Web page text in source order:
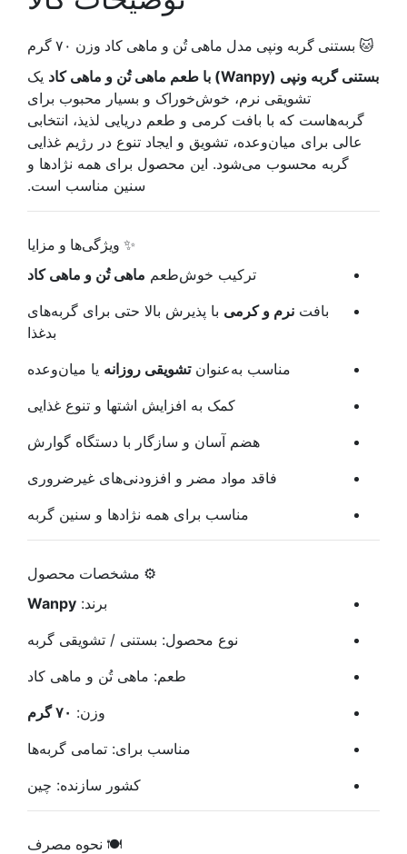
🐱 بستنی گربه ونپی مدل ماهی تُن و ماهی کاد وزن ۷۰ گرم
بستنی گربه ونپی (Wanpy) با طعم ماهی تُن و ماهی کاد
یک
تشویقی نرم، خوش‌خوراک و بسیار محبوب برای
گربه‌هاست که با بافت کرمی و طعم دریایی لذیذ، انتخابی
عالی برای میان‌وعده، تشویق و ایجاد تنوع در رژیم غذایی
گربه محسوب می‌شود. این محصول برای همه نژادها و
سنین مناسب است.
✨ ویژگی‌ها و مزایا
ترکیب خوش‌طعم ماهی تُن و ماهی کاد
بافت نرم و کرمی با پذیرش بالا حتی برای گربه‌های
بدغذا
مناسب به‌عنوانتشویقی روزانه یا میان‌وعده
کمک به افزایش اشتها و تنوع غذایی
هضم آسان و سازگار با دستگاه گوارش
فاقد مواد مضر و افزودنی‌های غیرضروری
مناسب برای همه نژادها و سنین گربه
⚙️ مشخصات محصول
برند: Wanpy
نوع محصول: بستنی / تشویقی گربه
طعم: ماهی تُن و ماهی کاد
وزن: ۷۰ گرم
مناسب برای: تمامی گربه‌ها
کشور سازنده: چین
🍽️ نحوه مصرف